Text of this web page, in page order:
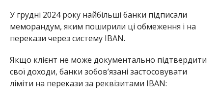
У грудні 2024 року найбільші банки підписали
меморандум, яким поширили ці обмеження і на
перекази через систему IBAN.
Якщо клієнт не може документально підтвердити
свої доходи, банки зобов’язані застосовувати
ліміти на перекази за реквізитами IBAN: